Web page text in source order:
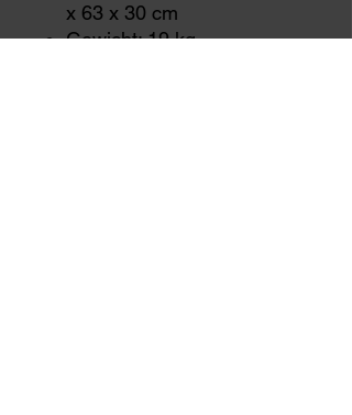
x 63 x 30 cm
Gewicht: 19 kg